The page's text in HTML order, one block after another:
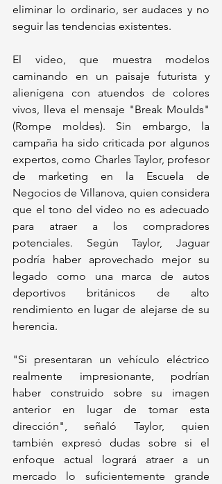
eliminar lo ordinario, ser audaces y no
seguir las tendencias existentes.
El video, que muestra modelos
caminando en un paisaje futurista y
alienígena con atuendos de colores
vivos, lleva el mensaje "Break Moulds"
(Rompe moldes). Sin embargo, la
campaña ha sido criticada por algunos
expertos, como Charles Taylor, profesor
de marketing en la Escuela de
Negocios de Villanova, quien considera
que el tono del video no es adecuado
para atraer a los compradores
potenciales. Según Taylor, Jaguar
podría haber aprovechado mejor su
legado como una marca de autos
deportivos británicos de alto
rendimiento en lugar de alejarse de su
herencia.
"Si presentaran un vehículo eléctrico
realmente impresionante, podrían
haber construido sobre su imagen
anterior en lugar de tomar esta
dirección", señaló Taylor, quien
también expresó dudas sobre si el
enfoque actual logrará atraer a un
mercado lo suficientemente grande